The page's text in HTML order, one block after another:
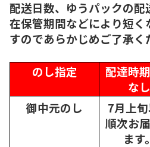
配送日数、ゆうパックの
在保管期間などにより短く
すのであらかじめご了承く
のし指定
配達時
なし
御中元のし
7月上
順次お
ます。